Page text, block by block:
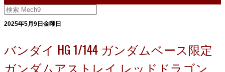
2025年5月9日金曜日
バンダイ HG 1/144 ガンダムベース限定
ガンダムアストレイ レッドドラゴン